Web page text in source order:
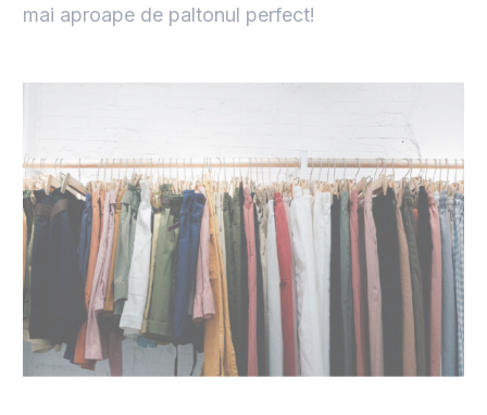
mai aproape de paltonul perfect!